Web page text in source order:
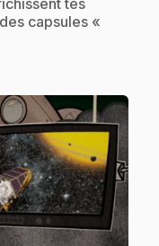
capsules «